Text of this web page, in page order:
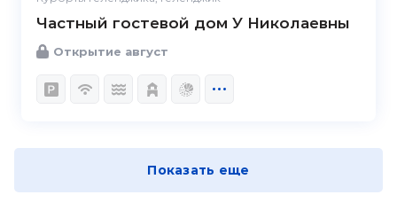
Частный гостевой дом У Николаевны
Открытие август
Показать еще